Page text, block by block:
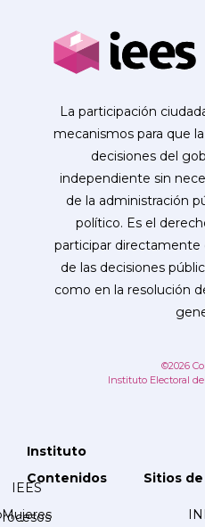
La participación
mecanismos para que
decisiones del
independiente sin
de la administración
político. Es el
participar directamente
de las decisiones
como en la resolución
©2026
Instituto Electoral
Instituto
IEES
Contenidos
Mujeres
Sitios